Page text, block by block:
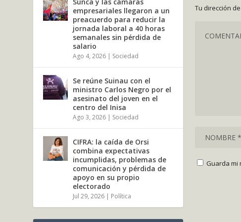
Tu dirección
Guarda mi
empresariales llegaron a un
preacuerdo para reducir la
jornada laboral a 40 horas
semanales sin pérdida de
salario
Ago 4, 2026 | Sociedad
Se reúne Suinau con el
ministro Carlos Negro por el
asesinato del joven en el
centro del Inisa
Ago 3, 2026 | Sociedad
CIFRA: la caída de Orsi
combina expectativas
incumplidas, problemas de
comunicación y pérdida de
apoyo en su propio
electorado
Jul 29, 2026 | Política